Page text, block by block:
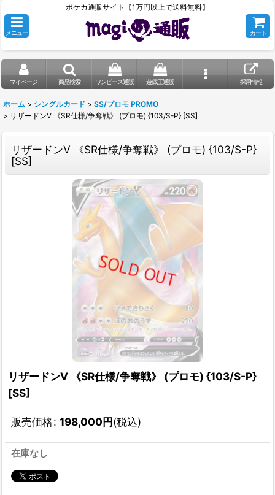
ポケカ通販サイト【1万円以上で送料無料】
メニュー カート
マイページ 商品検索 ワンピース通販 遊戯王通販 採用情報
ホーム > シングルカード > SS/プロモ PROMO
> リザードンV 《SR仕様/争奪戦》 (プロモ) {103/S-P} [SS]
リザードンV 《SR仕様/争奪戦》 (プロモ) {103/S-P}
[SS]
リザードンV 《SR仕様/争奪戦》 (プロモ) {103/S-P}
[SS]
販売価格: 198,000円(税込)
在庫なし